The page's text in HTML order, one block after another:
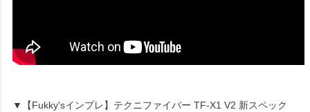
▼【Fukky'sインプレ】テクニファイバー TF-X1 V2 新スペック